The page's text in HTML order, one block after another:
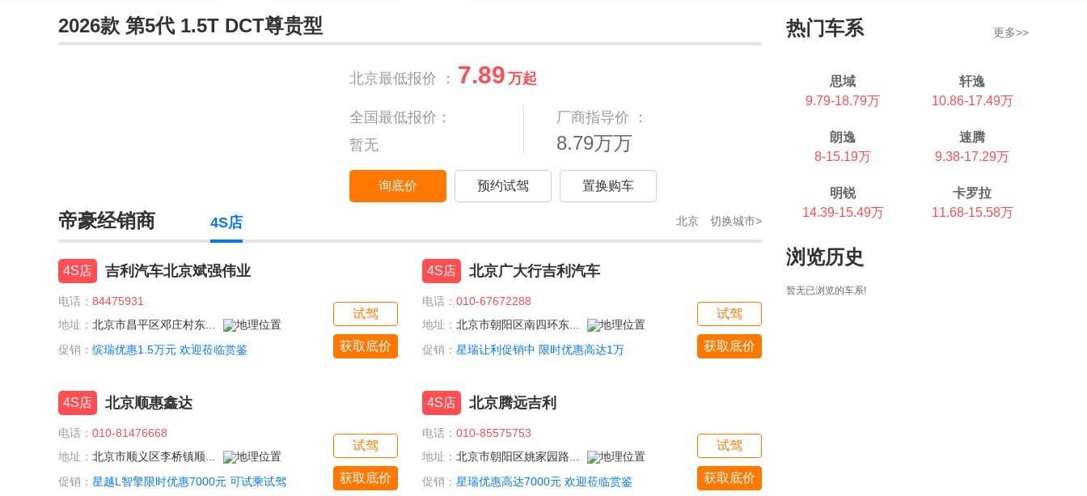
2026款 第5代 1.5T DCT尊贵型
北京最低报价 ： 7.89 万起
全国最低报价：
暂无
厂商指导价 ：
8.79万万
询底价 预约试驾 置换购车
帝豪经销商 北京 切换城市>
4S店
4S店 吉利汽车北京斌强伟业
电话： 84475931
地址： 北京市昌平区邓庄村东...
促销： 缤瑞优惠1.5万元 欢迎莅临赏鉴
试驾
获取底价
4S店 北京广大行吉利汽车
电话： 010-67672288
地址： 北京市朝阳区南四环东...
促销： 星瑞让利促销中 限时优惠高达1万
试驾
获取底价
4S店 北京顺惠鑫达
电话： 010-81476668
地址： 北京市顺义区李桥镇顺...
促销： 星越L智擎限时优惠7000元 可试乘试驾
试驾
获取底价
4S店 北京腾远吉利
电话： 010-85575753
地址： 北京市朝阳区姚家园路...
促销： 星瑞优惠高达7000元 欢迎莅临赏鉴
试驾
获取底价
热门车系 更多>>
思域
9.79-18.79万
轩逸
10.86-17.49万
朗逸
8-15.19万
速腾
9.38-17.29万
明锐
14.39-15.49万
卡罗拉
11.68-15.58万
浏览历史
暂无已浏览的车系!